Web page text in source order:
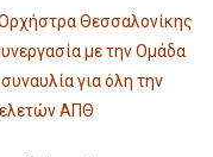
Θεσσαλονίκης
με την Ομάδα
για όλη την
ΑΠΘ